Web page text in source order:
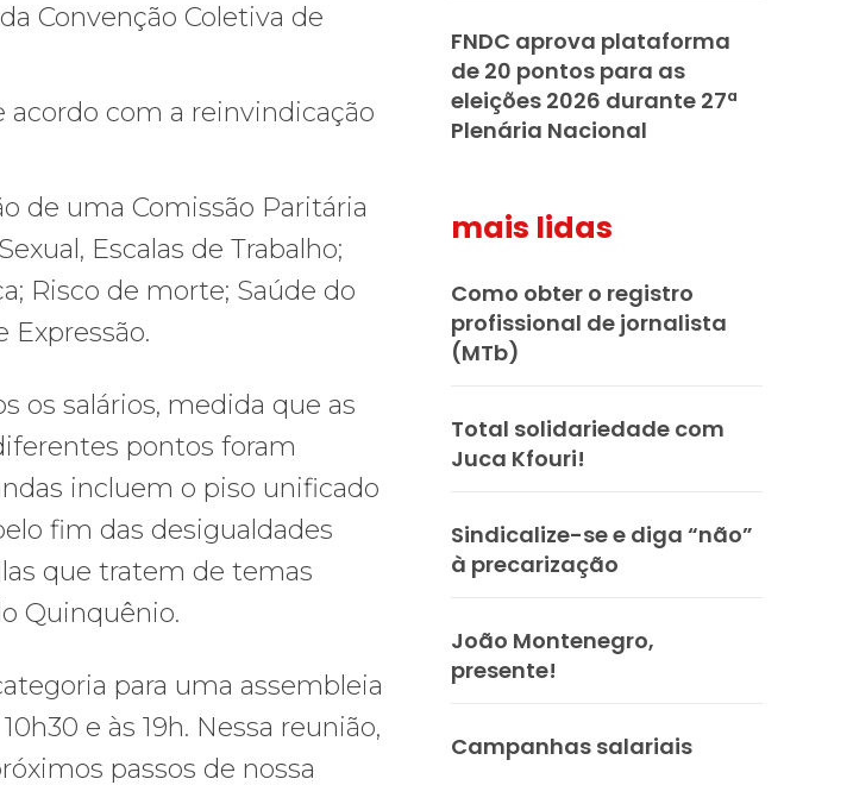
Convenção Coletiva de
acordo com a reinvindicação
de uma Comissão Paritária
Escalas de Trabalho;
Risco de morte; Saúde do
Expressão.
os salários, medida que as
pontos foram
incluem o piso unificado
fim das desigualdades
que tratem de temas
Quinquênio.
para uma assembleia
e às 19h. Nessa reunião,
passos de nossa
FNDC aprova plataforma
de 20 pontos para as
eleições 2026 durante 27ª
Plenária Nacional
mais lidas
Como obter o registro
profissional de jornalista
(MTb)
Total solidariedade com
Juca Kfouri!
Sindicalize-se e diga “não”
à precarização
João Montenegro,
presente!
Campanhas salariais